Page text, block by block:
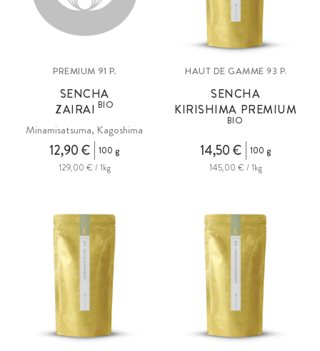
PREMIUM 91 P.
SENCHA
ZAIRAIBIO
Minamisatsuma, Kagoshima
12,90 €
100 g
129,00 € / 1kg
HAUT DE GAMME 93 P.
SENCHA
KIRISHIMA PREMIUM
BIO
14,50 €
100 g
145,00 € / 1kg